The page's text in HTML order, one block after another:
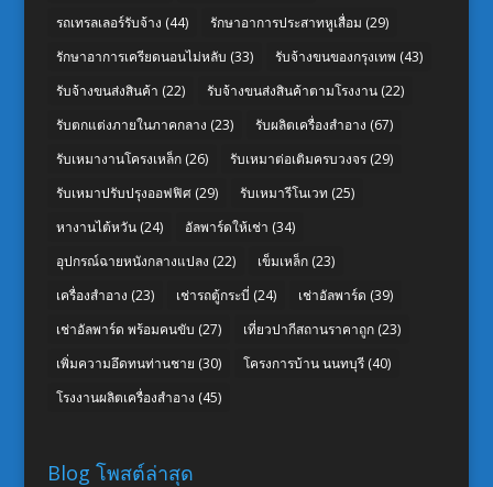
รถเทรลเลอร์รับจ้าง (44) รักษาอาการประสาทหูเสื่อม (29)
รักษาอาการเครียดนอนไม่หลับ (33) รับจ้างขนของกรุงเทพ (43)
รับจ้างขนส่งสินค้า (22) รับจ้างขนส่งสินค้าตามโรงงาน(22)
รับตกแต่งภายในภาคกลาง (23) รับผลิตเครื่องสำอาง (67)
รับเหมางานโครงเหล็ก(26) รับเหมาต่อเติมครบวงจร(29)
รับเหมาปรับปรุงออฟฟิศ(29) รับเหมารีโนเวท (25)
หางานไต้หวัน(24) อัลพาร์ดให้เช่า (34)
อุปกรณ์ฉายหนังกลางแปลง (22) เข็มเหล็ก(23)
เครื่องสำอาง (23) เช่ารถตู้กระบี่ (24) เช่าอัลพาร์ด (39)
เช่าอัลพาร์ด พร้อมคนขับ (27) เที่ยวปากีสถานราคาถูก(23)
เพิ่มความอึดทนท่านชาย (30) โครงการบ้าน นนทบุรี(40)
โรงงานผลิตเครื่องสำอาง (45)
Blog โพสต์ล่าสุด